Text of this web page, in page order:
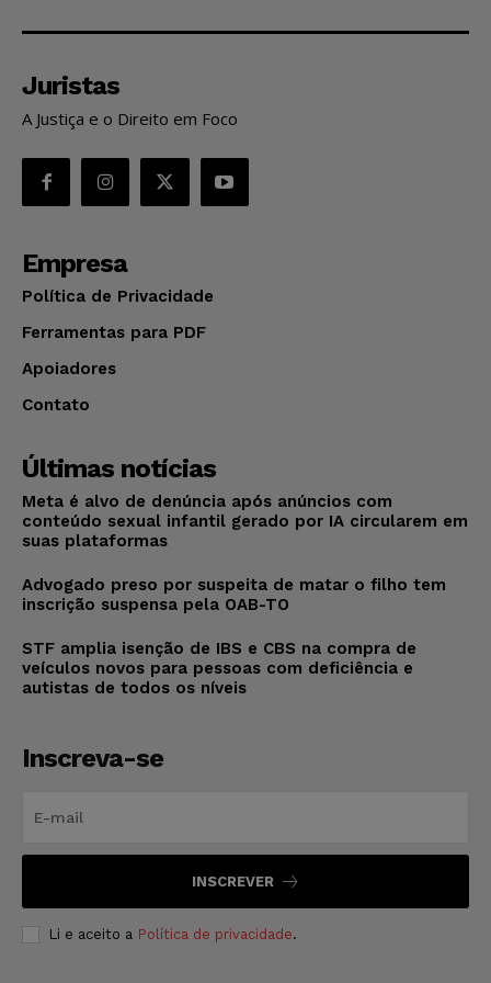
Juristas
A Justiça e o Direito em Foco
Empresa
Política de Privacidade
Ferramentas para PDF
Apoiadores
Contato
Últimas notícias
Meta é alvo de denúncia após anúncios com
conteúdo sexual infantil gerado por IA circularem em
suas plataformas
Advogado preso por suspeita de matar o filho tem
inscrição suspensa pela OAB-TO
STF amplia isenção de IBS e CBS na compra de
veículos novos para pessoas com deficiência e
autistas de todos os níveis
Inscreva-se
INSCREVER
Li e aceito a Política de privacidade.